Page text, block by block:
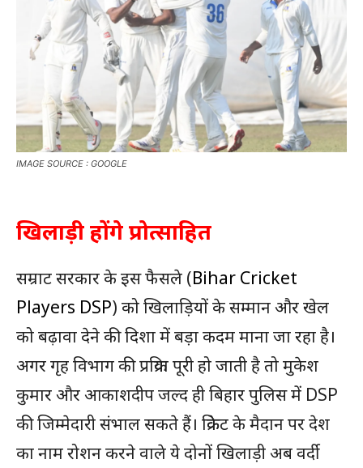
IMAGE SOURCE : GOOGLE
खिलाड़ी होंगे प्रोत्साहित
सम्राट सरकार के इस फैसले (Bihar Cricket
Players DSP) को खिलाड़ियों के सम्मान और खेल
को बढ़ावा देने की दिशा में बड़ा कदम माना जा रहा है।
अगर गृह विभाग की प्रक्रिया पूरी हो जाती है तो मुकेश
कुमार और आकाशदीप जल्द ही बिहार पुलिस में DSP
की जिम्मेदारी संभाल सकते हैं। क्रिकेट के मैदान पर देश
का नाम रोशन करने वाले ये दोनों खिलाड़ी अब वर्दी